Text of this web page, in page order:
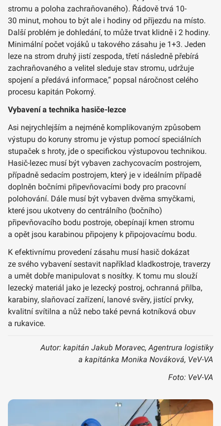
stromu a poloha zachraňovaného). Řádově trvá 10-
30 minut, mohou to být ale i hodiny od příjezdu na místo.
Další problém je dohledání, to může trvat klidně i 2 hodiny.
Minimální počet vojáků u takového zásahu je 1+3. Jeden
leze na strom druhý jistí zespoda, třetí následně přebírá
zachraňovaného a velitel sleduje stav stromu, udržuje
spojení a předává informace,“ popsal náročnost celého
procesu kapitán Pokorný.
Vybavení a technika hasiče-lezce
Asi nejrychlejším a nejméně komplikovaným způsobem
výstupu do koruny stromu je výstup pomocí speciálních
stupaček s hroty, jde o specifickou výstupovou technikou.
Hasič-lezec musí být vybaven zachycovacím postrojem,
případně sedacím postrojem, který je v ideálním případě
doplněn bočními připevňovacími body pro pracovní
polohování. Dále musí být vybaven dvěma smyčkami,
které jsou ukotveny do centrálního (bočního)
připevňovacího bodu postroje, obepínají kmen stromu
a opět jsou karabinou připojeny k připojovacímu bodu.
K efektivnímu provedení zásahu musí hasič dokázat
ze svého vybavení sestavit například kladkostroje, traverzy
a umět dobře manipulovat s nosítky. K tomu mu slouží
lezecký materiál jako je lezecký postroj, ochranná přilba,
karabiny, slaňovací zařízení, lanové svěry, jistící prvky,
kvalitní svítilna a nůž nebo také pevná kotníková obuv
a rukavice.
Autor: kapitán Jakub Moravec, Agentrura logistiky
a kapitánka Monika Nováková, VeV-VA
Foto: VeV-VA